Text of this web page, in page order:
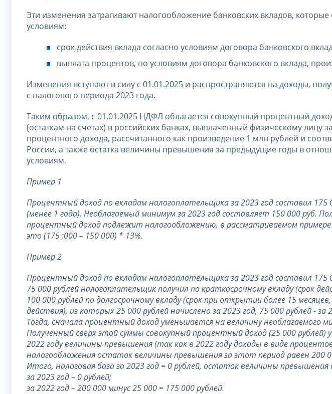
Эти изменения затрагивают налогообложение банковских вкладов,
условиям:
срок действия вклада согласно условиям договора банковского
выплата процентов, по условиям договора банковского вклада,
Изменения вступают в силу с 01.01.2025 и распространяются на доходы,
с налогового периода 2023 года.
Таким образом, с 01.01.2025 НДФЛ облагается совокупный процентный
(остаткам на счетах) в российских банках, выплаченный физическому лицу
процентного дохода, рассчитанного как произведение 1 млн рублей и
России, а также остатка величины превышения за предыдущие годы в
условиям.
Пример 1
Процентный доход по вкладам налогоплательщика за 2023 год составил 175
(менее 1 года). Необлагаемый минимум за 2023 год составляет 150 000 руб.
процентный доход подлежит налогообложению, в рассматриваемом
это (175 ;000 – 150 000) * 13%.
Пример 2
Процентный доход по вкладам налогоплательщика за 2023 год составил 175
75 000 рублей налогоплательщик получил по краткосрочному вкладу (срок
100 000 рублей по долгосрочному вкладу (срок при открытии более 15
действия), из которых 25 000 рублей начислено за 2023 год, 75 000 рублей - за
Тогда, сначала процентный доход уменьшается на величину необлагаемого
Полученный сверх этой суммы совокупный процентный доход (25 000
2022 году величины превышения (так как в 2022 году доходы в виде
налогообложения остаток величины превышения за этот период равен 200
Итого, налоговая база за 2023 год = 0 рублей, остаток величины
за 2023 год – 0 рублей;
за 2022 год – 200 000 минус 25 000 = 175 000 рублей.